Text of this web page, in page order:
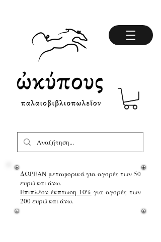
ΔΩΡΕΑΝ μεταφορικά για αγορές των 50
ευρώ και άνω.
Επιπλέον έκπτωση 10%για αγορές των
200 ευρώ και άνω.